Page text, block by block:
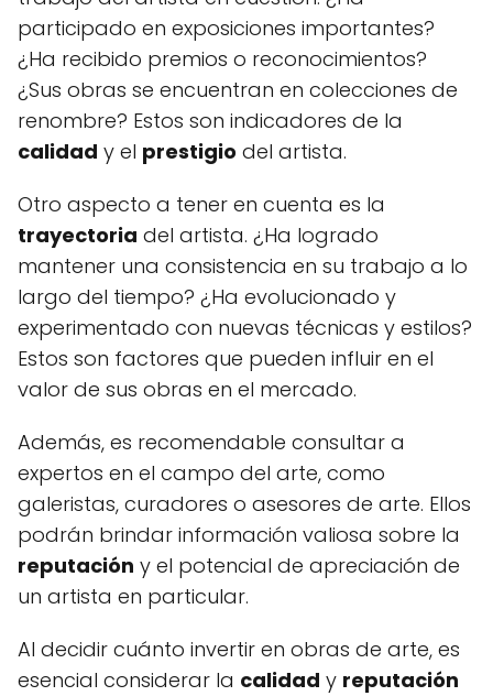
participado en exposiciones importantes?
¿Ha recibido premios o reconocimientos?
¿Sus obras se encuentran en colecciones de
renombre? Estos son indicadores de la
calidad y el prestigio del artista.
Otro aspecto a tener en cuenta es la
trayectoria del artista. ¿Ha logrado
mantener una consistencia en su trabajo a lo
largo del tiempo? ¿Ha evolucionado y
experimentado con nuevas técnicas y estilos?
Estos son factores que pueden influir en el
valor de sus obras en el mercado.
Además, es recomendable consultar a
expertos en el campo del arte, como
galeristas, curadores o asesores de arte. Ellos
podrán brindar información valiosa sobre la
reputación y el potencial de apreciación de
un artista en particular.
Al decidir cuánto invertir en obras de arte, es
esencial considerar la calidad y reputación